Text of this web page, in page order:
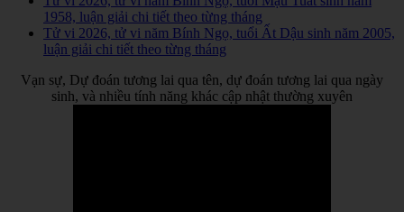
1958, luận giải chi tiết theo từng tháng
Tử vi 2026, tử vi năm Bính Ngọ, tuổi Ất Dậu sinh năm 2005,
luận giải chi tiết theo từng tháng
Vạn sự, Dự đoán tương lai qua tên, dự đoán tương lai qua ngày
sinh, và nhiều tính năng khác cập nhật thường xuyên